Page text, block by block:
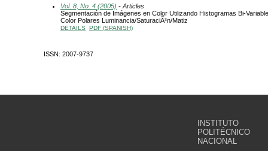
Vol. 8, No. 4 (2005) - Articles
Segmentación de Imágenes en Color Utilizando Histogramas Bi-
Color Polares Luminancia/SaturaciÃ³n/Matiz
DETAILS PDF (SPANISH)
ISSN: 2007-9737
INSTITUTO
POLITÉCNICO
NACIONAL